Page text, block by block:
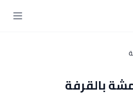
بالقرفة